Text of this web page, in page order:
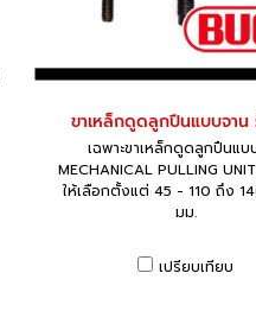
ขาเหล็กดูดลูกปืนแบบจาน
เฉพาะขาเหล็กดูดลูกปืนแบ
MECHANICAL PULLING
ให้เลือกตั้งแต่ 45 - 110 ถึง
มม.
เปรียบเทียบ